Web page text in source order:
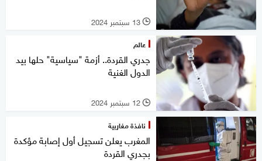
l 13 سبتمبر 2024
عالم
جدري القردة.. أزمة "سياسية" حلها بيد
الدول الغنية
l 12 سبتمبر 2024
نافذة مغاربية
المغرب يعلن تسجيل أول إصابة مؤكدة
بجدري القردة